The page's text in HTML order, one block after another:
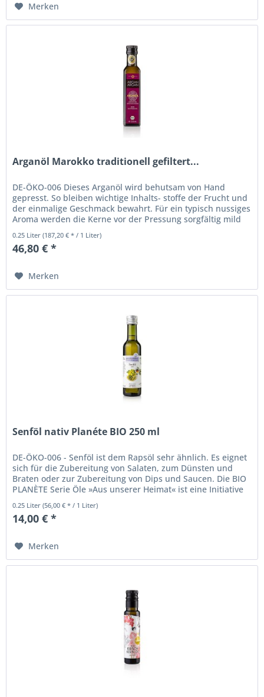
Merken
Arganöl Marokko traditionell gefiltert...
DE-ÖKO-006 Dieses Arganöl wird behutsam von Hand
gepresst. So bleiben wichtige Inhalts- stoffe der Frucht und
der einmalige Geschmack bewahrt. Für ein typisch nussiges
Aroma werden die Kerne vor der Pressung sorgfältig mild
geröstet....
0.25 Liter(187,20 € * / 1 Liter)
46,80 € *
Merken
Senföl nativ Planéte BIO 250 ml
DE-ÖKO-006 - Senföl ist dem Rapsöl sehr ähnlich. Es eignet
sich für die Zubereitung von Salaten, zum Dünsten und
Braten oder zur Zubereitung von Dips und Saucen. Die BIO
PLANÈTE Serie Öle »Aus unserer Heimat« ist eine Initiative
für die...
0.25 Liter(56,00 € * / 1 Liter)
14,00 € *
Merken